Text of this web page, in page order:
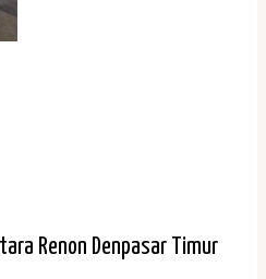
Renon Denpasar Timur